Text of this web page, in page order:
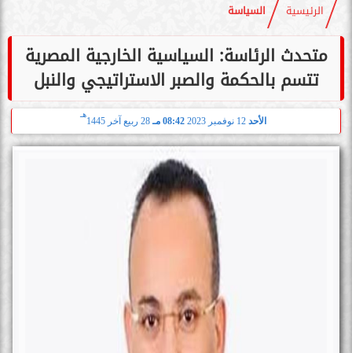
الرئيسية السياسة
متحدث الرئاسة: السياسية الخارجية المصرية
تتسم بالحكمة والصبر الاستراتيجي والنبل
الأحد 12 نوفمبر 2023 08:42 مـ 28 ربيع آخر 1445
هـ